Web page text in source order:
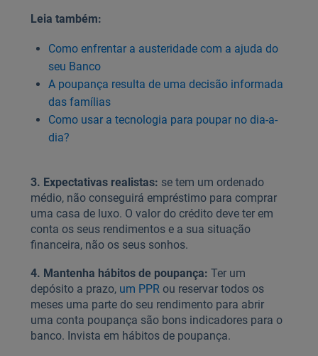
Leia também:
Como enfrentar a austeridade com a ajuda do
seu Banco
A poupança resulta de uma decisão informada
das famílias
Como usar a tecnologia para poupar no dia-a-
dia?
3. Expectativas realistas: se tem um ordenado
médio, não conseguirá empréstimo para comprar
uma casa de luxo. O valor do crédito deve ter em
conta os seus rendimentos e a sua situação
financeira, não os seus sonhos.
4. Mantenha hábitos de poupança: Ter um
depósito a prazo, um PPR ou reservar todos os
meses uma parte do seu rendimento para abrir
uma conta poupança são bons indicadores para o
banco. Invista em hábitos de poupança.